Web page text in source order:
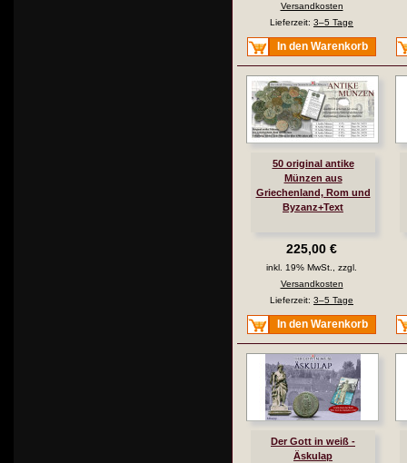
Versandkosten
Lieferzeit: 3–5 Tage
In den Warenkorb
50 original antike
Münzen aus
Griechenland, Rom und
Byzanz+Text
225,00 €
inkl. 19% MwSt., zzgl.
Versandkosten
Lieferzeit: 3–5 Tage
In den Warenkorb
Der Gott in weiß -
Äskulap